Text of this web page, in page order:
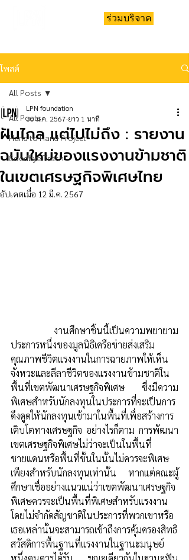
ร่วมบริจาค
โพสต์
All Posts
Hand to Hand Project
Goodbye Trash
All Posts
ฝันไกล แต่ไปไม่ถึง : รายงาน
ฉบับใหม่ของแรงงานข้ามชาติ
ในเขตเศรษฐกิจพิเศษไทย
LPN foundation
30 ม.ค. 2567 ยาว 1 นาที
อัปเดตเมื่อ 12 มี.ค. 2567
ประการหนึ่งของมูลนิธิเครือข่ายส่งเสริม
คุณภาพชีวิตแรงงานในการฉายภาพให้เห็น
จังหวะและลีลาชีวิตของแรงงานข้ามชาติใน
พื้นที่เขตพัฒนาเศรษฐกิจพิเศษ ซึ่งมีความ
พิเศษสำหรับนักลงทุนในประการที่จะเป็นการ
ดึงดูดให้นักลงทุนเข้ามาในพื้นที่เพื่อสร้างการ
เติบโตทางเศรษฐกิจ อย่างไรก็ตาม การพัฒนา
เขตเศรษฐกิจพิเศษไม่ว่าจะเป็นในพื้นที่
ชายแดนหรือพื้นที่ชั้นในนั้นไม่ควรจะพิเศษ
เพียงสำหรับนักลงทุนเท่านั้น หากแต่คณะผู้
ศึกษาเชื่ออย่างแนวแน่ว่าเขตพัฒนาเศรษฐกิจ
พิเศษควรจะเป็นพื้นที่พิเศษสำหรับแรงงาน
โดยไม่จำกัดสัญชาติในประการที่พวกเขาหรือ
เธอเหล่านั้นจะสามารถเข้าถึงการคุ้มครองสิทธิ
สวัสดิการพื้นฐานที่แรงงานในฐานะมนุษย์